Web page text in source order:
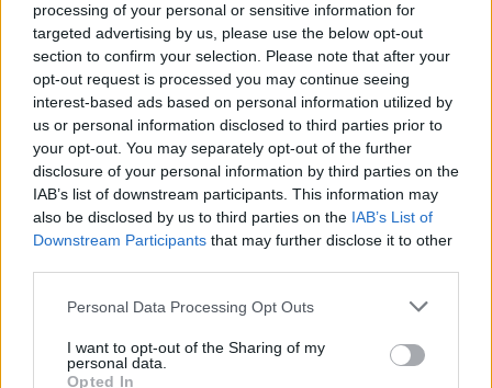
processing of your personal or sensitive information for
targeted advertising by us, please use the below opt-out
section to confirm your selection. Please note that after your
opt-out request is processed you may continue seeing
interest-based ads based on personal information utilized by
us or personal information disclosed to third parties prior to
your opt-out. You may separately opt-out of the further
disclosure of your personal information by third parties on the
IAB’s list of downstream participants. This information may
also be disclosed by us to third parties on the IAB’s List of
Downstream Participants that may further disclose it to other
Personal Data Processing Opt Outs
I want to opt-out of the Sharing of my
personal data.
Opted In
Pour avoir une belle silhouette et rester en bonne santé, il
est important d’avoir une masse grasse idéale. On me
Lire la suite...